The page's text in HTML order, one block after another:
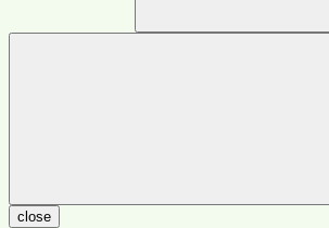
close